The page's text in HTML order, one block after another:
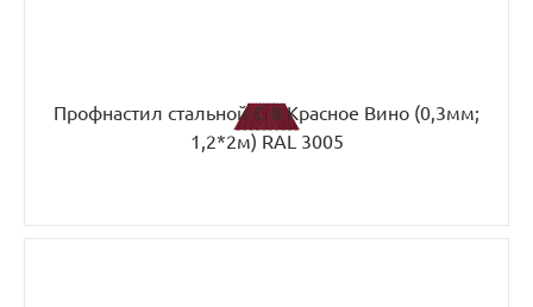
Профнастил стальной С-8 Красное Вино (0,3мм;
1,2*2м) RAL 3005